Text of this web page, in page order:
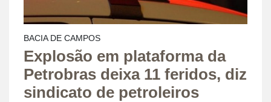
BACIA DE CAMPOS
Explosão em plataforma da
Petrobras deixa 11 feridos, diz
sindicato de petroleiros